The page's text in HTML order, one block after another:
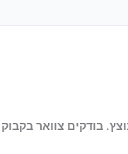
בודקים צוואר